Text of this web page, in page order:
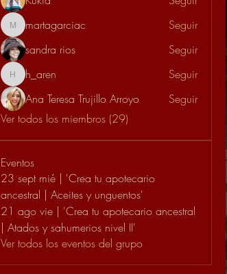
martagarciac
martagarciac
Seguir
sandra rios
Seguir
h_arenh_aren
Seguir
Ana Teresa Trujillo Arroyo
Seguir
Ver todos los miembros (29)
Eventos
23 sept mié | 'Crea tu apotecario
ancestral | Aceites y unguentos'
21 ago vie | 'Crea tu apotecario ancestral
| Atados y sahumerios nivel II'
Ver todos los eventos del grupo